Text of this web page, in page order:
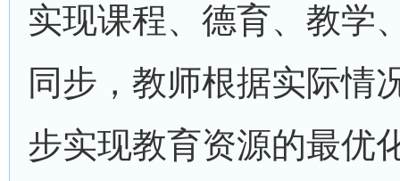
实现课程、德育、教学
同步，教师根据实际情
步实现教育资源的最优